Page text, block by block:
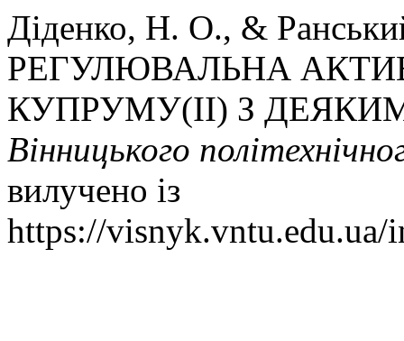
Діденко, Н. О., &
РЕГУЛЮВАЛЬНА
КУПРУМУ(ІІ) З
Вінницького
вилучено із
https://